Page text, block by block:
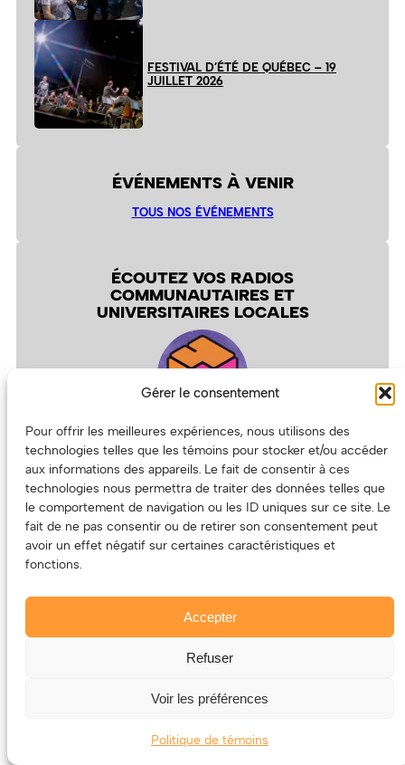
Gérer le consentement
Pour offrir les meilleures expériences, nous utilisons des
technologies telles que les témoins pour stocker et/ou accéder
aux informations des appareils. Le fait de consentir à ces
technologies nous permettra de traiter des données telles que
le comportement de navigation ou les ID uniques sur ce site. Le
fait de ne pas consentir ou de retirer son consentement peut
avoir un effet négatif sur certaines caractéristiques et
fonctions.
Accepter
Refuser
Voir les préférences
Politique de témoins
FESTIVAL D’ÉTÉ DE QUÉBEC – 19
JUILLET 2026
ÉVÉNEMENTS À VENIR
TOUS NOS ÉVÉNEMENTS
ÉCOUTEZ VOS RADIOS
COMMUNAUTAIRES ET
UNIVERSITAIRES LOCALES
CHYZ 94,3